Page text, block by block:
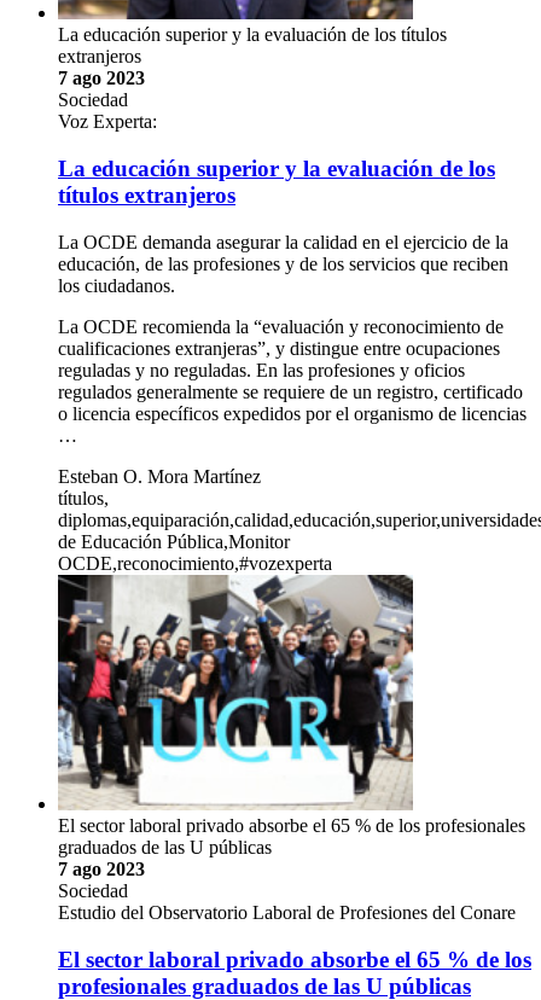
La educación superior y la evaluación de los títulos
extranjeros
7 ago 2023
Sociedad
Voz Experta:
La educación superior y la evaluación de los
títulos extranjeros
La OCDE demanda asegurar la calidad en el ejercicio de la
educación, de las profesiones y de los servicios que reciben
los ciudadanos.
La OCDE recomienda la “evaluación y reconocimiento de
cualificaciones extranjeras”, y distingue entre ocupaciones
reguladas y no reguladas. En las profesiones y oficios
regulados generalmente se requiere de un registro, certificado
o licencia específicos expedidos por el organismo de licencias
…
Esteban O. Mora Martínez
títulos,
de Educación Pública,Monitor
OCDE,reconocimiento,#vozexperta
El sector laboral privado absorbe el 65 % de los profesionales
graduados de las U públicas
7 ago 2023
Sociedad
Estudio del Observatorio Laboral de Profesiones del Conare
El sector laboral privado absorbe el 65 % de los
profesionales graduados de las U públicas